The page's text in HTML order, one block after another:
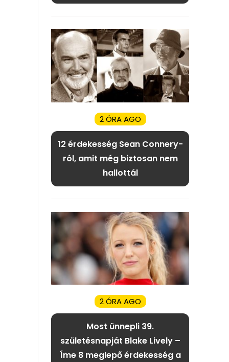
2 ÓRA AGO
12 érdekesség Sean Connery-
ról, amit még biztosan nem
hallottál
2 ÓRA AGO
Most ünnepli 39.
születésnapját Blake Lively –
Íme 8 meglepő érdekesség a